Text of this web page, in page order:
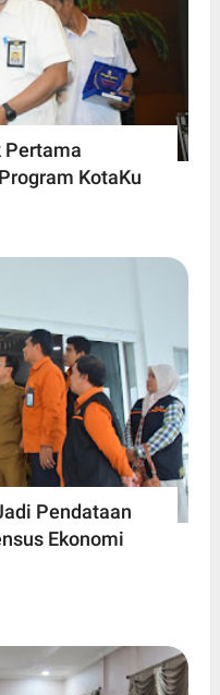
Pertama
KotaKu
Pendataan
Ekonomi